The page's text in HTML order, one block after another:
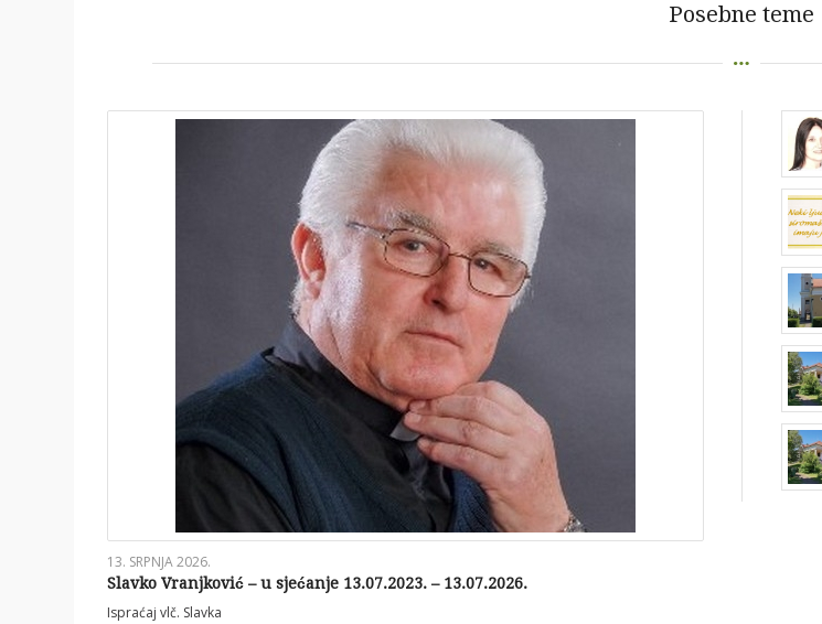
Posebne teme
13. SRPNJA 2026.
Slavko Vranjković – u sjećanje 13.07.2023. – 13.07.2026.
Ispraćaj vlč. Slavka